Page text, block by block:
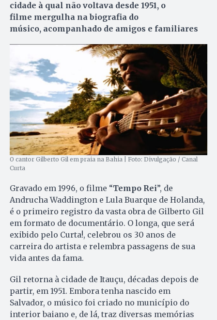
cidade à qual não voltava desde 1951, o
filme mergulha na biografia do
músico, acompanhado de amigos e familiares
O cantor Gilberto Gil em praia na Bahia | Foto: Divulgação / Canal
Curta
Gravado em 1996, o filme “Tempo Rei”, de
Andrucha Waddington e Lula Buarque de Holanda,
é o primeiro registro da vasta obra de Gilberto Gil
em formato de documentário. O longa, que será
exibido pelo Curta!, celebrou os 30 anos de
carreira do artista e relembra passagens de sua
vida antes da fama.
Gil retorna à cidade de Itauçu, décadas depois de
partir, em 1951. Embora tenha nascido em
Salvador, o músico foi criado no município do
interior baiano e, de lá, traz diversas memórias